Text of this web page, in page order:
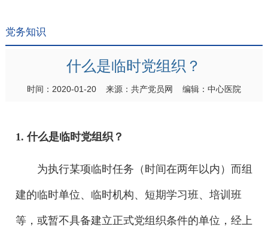
党务知识
什么是临时党组织？
时间：2020-01-20 来源：共产党员网 编辑：中心医院
1. 什么是临时党组织？
为执行某项临时任务（时间在两年以内）而组
建的临时单位、临时机构、短期学习班、培训班
等，或暂不具备建立正式党组织条件的单位，经上